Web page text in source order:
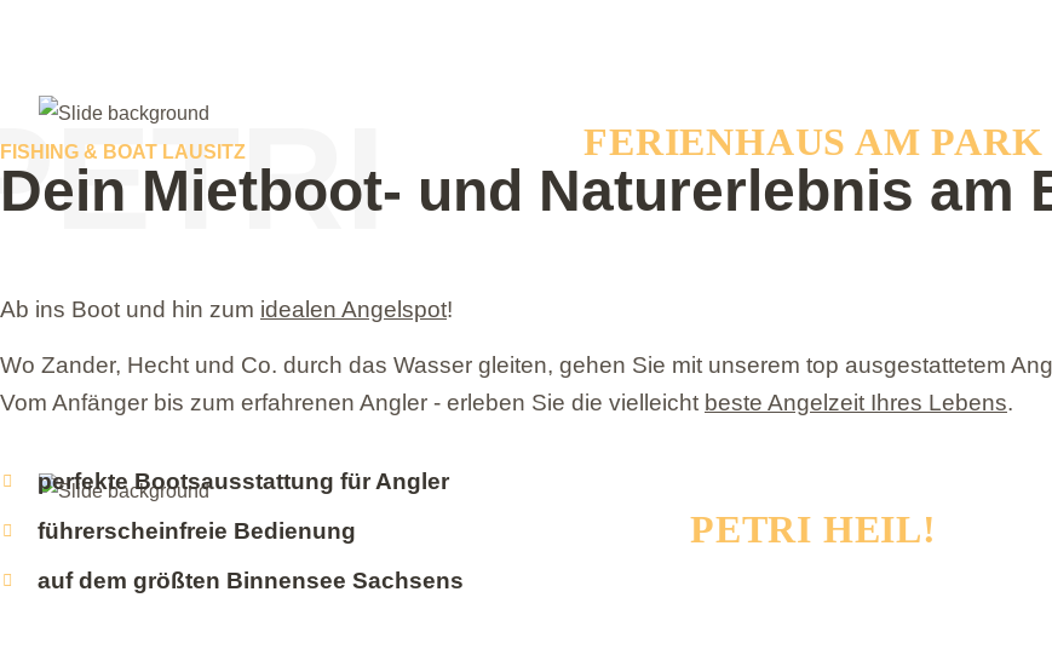
FERIENHAUS AM PARK
Genießen Sie eineruhige
Atmosphäre
Seenlands
PETRI HEIL!
WoZander, Hecht und Co.
FISHING & BOAT LAUSITZ
Dein Mietboot- und Naturerlebnis am
Ab ins Boot und hin zum idealen Angelspot!
Wo Zander, Hecht und Co. durch das Wasser gleiten, gehen Sie mit unserem top ausgestattetem
Vom Anfänger bis zum erfahrenen Angler - erleben Sie die vielleicht beste Angelzeit Ihres Lebens.
perfekte Bootsausstattung für Angler
führerscheinfreie Bedienung
auf dem größten Binnensee Sachsens